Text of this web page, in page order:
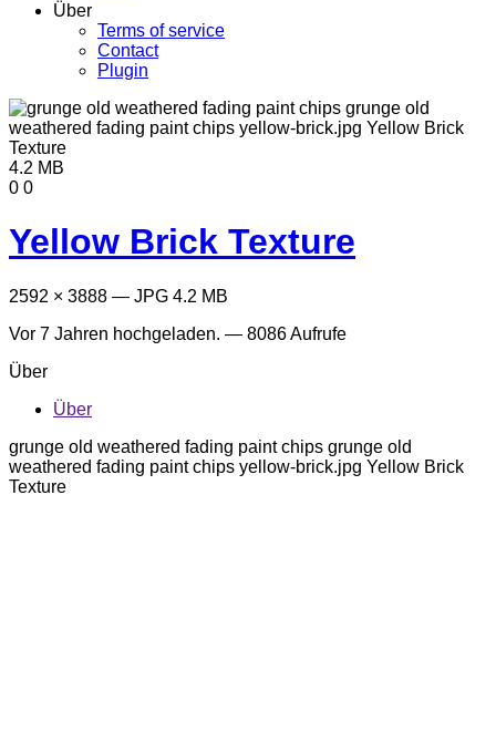
Über
Terms of service
Contact
Plugin
4.2 MB
0 0
Yellow Brick Texture
2592 × 3888 — JPG 4.2 MB
Vor 7 Jahren hochgeladen. — 8086 Aufrufe
Über
Über
grunge old weathered fading paint chips grunge old
weathered fading paint chips yellow-brick.jpg Yellow Brick
Texture